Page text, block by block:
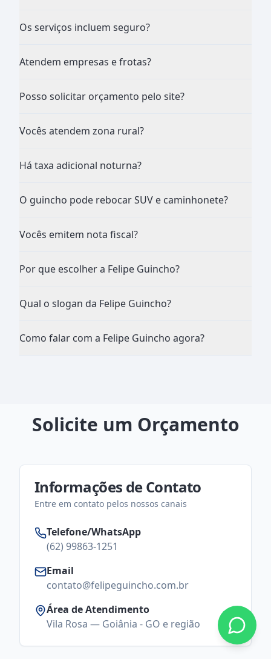
Os serviços incluem seguro?
Atendem empresas e frotas?
Posso solicitar orçamento pelo site?
Vocês atendem zona rural?
Há taxa adicional noturna?
O guincho pode rebocar SUV e caminhonete?
Vocês emitem nota fiscal?
Por que escolher a Felipe Guincho?
Qual o slogan da Felipe Guincho?
Como falar com a Felipe Guincho agora?
Solicite um Orçamento
Informações de Contato
Entre em contato pelos nossos canais
Telefone/WhatsApp
(62) 99863-1251
Email
contato@felipeguincho.com.br
Área de Atendimento
Vila Rosa — Goiânia - GO e região